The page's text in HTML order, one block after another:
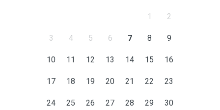
1 2
3 4 5 6 7 8 9
10 11 12 13 14 15 16
17 18 19 20 21 22 23
24 25 26 27 28 29 30